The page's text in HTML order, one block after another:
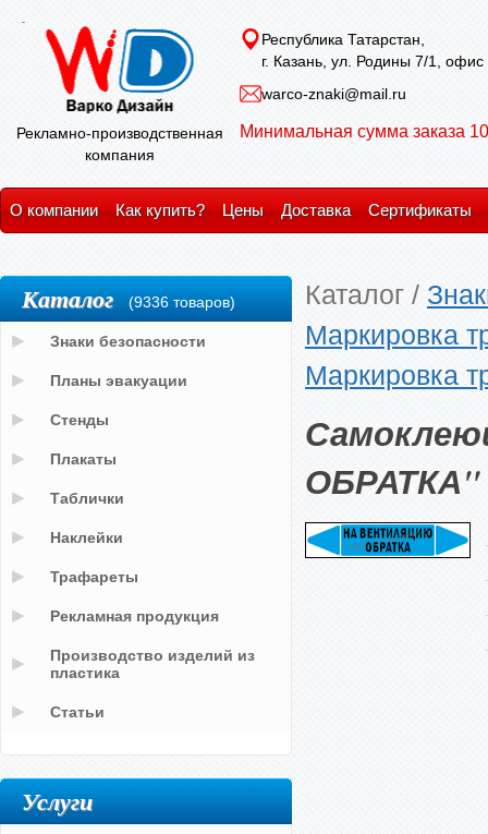
Рекламно-производственная
компания
Республика Татарстан,
г. Казань, ул. Родины 7/1, офис
warco-znaki@mail.ru
Минимальная сумма заказа
О компании Как купить? Цены Доставка Сертификаты
Каталог /
Маркировка
Маркировка
ОБРАТКА"
Каталог (9336 товаров)
Знаки безопасности
Планы эвакуации
Стенды
Плакаты
Таблички
Наклейки
Трафареты
Рекламная продукция
Производство изделий из
пластика
Статьи
Услуги